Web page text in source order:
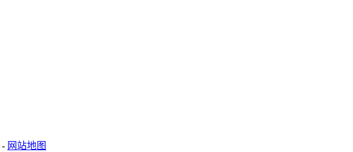
- 网站地图